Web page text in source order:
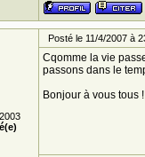
Posté le 11/4/2007 à
Cqomme la vie
passons dans le
Bonjour à vous tous